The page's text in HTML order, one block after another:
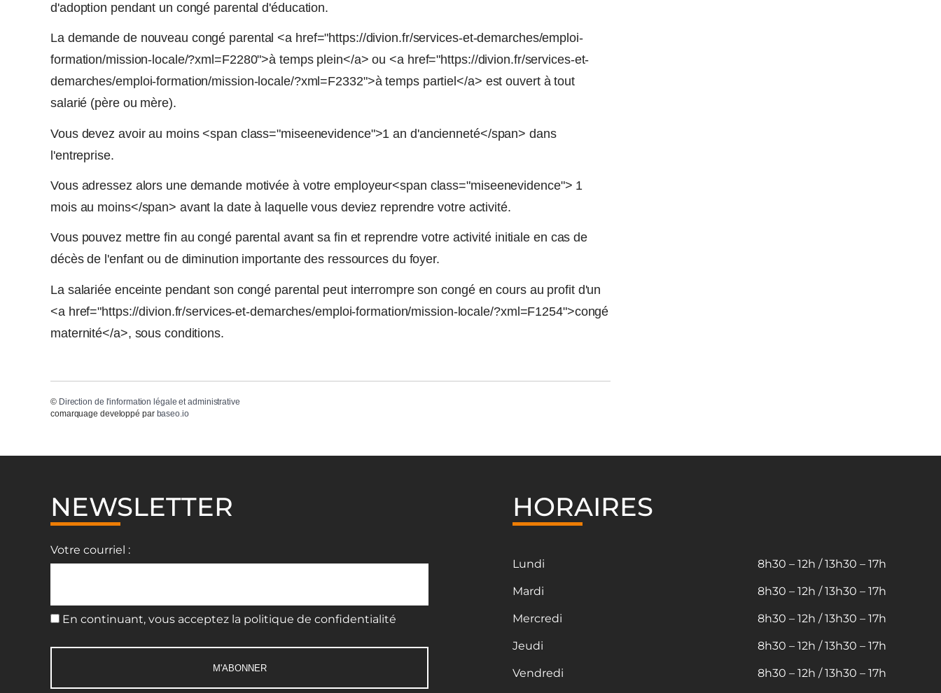
d'adoption pendant un congé parental d'éducation.
La demande de nouveau congé parental <a href="https://divion.fr/services-et-demarches/emploi-
formation/mission-locale/?xml=F2280">à temps plein</a> ou <a href="https://divion.fr/services-et-
demarches/emploi-formation/mission-locale/?xml=F2332">à temps partiel</a> est ouvert à tout
salarié (père ou mère).
Vous devez avoir au moins <span class="miseenevidence">1 an d'ancienneté</span> dans
l'entreprise.
Vous adressez alors une demande motivée à votre employeur<span class="miseenevidence"> 1
mois au moins</span> avant la date à laquelle vous deviez reprendre votre activité.
Vous pouvez mettre fin au congé parental avant sa fin et reprendre votre activité initiale en cas de
décès de l'enfant ou de diminution importante des ressources du foyer.
La salariée enceinte pendant son congé parental peut interrompre son congé en cours au profit d'un
<a href="https://divion.fr/services-et-demarches/emploi-formation/mission-locale/?xml=F1254">congé
maternité</a>, sous conditions.
© Direction de l'information légale et administrative
comarquage developpé par baseo.io
NEWSLETTER
Votre courriel :
En continuant, vous acceptez la politique de confidentialité
HORAIRES
Lundi
Mardi
Mercredi
Jeudi
Vendredi
8h30 – 12h / 13h30 – 17h
8h30 – 12h / 13h30 – 17h
8h30 – 12h / 13h30 – 17h
8h30 – 12h / 13h30 – 17h
8h30 – 12h / 13h30 – 17h